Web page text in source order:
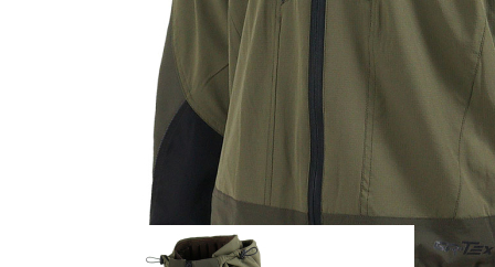
Zum Anfang der Bildergalerie springen
25012360